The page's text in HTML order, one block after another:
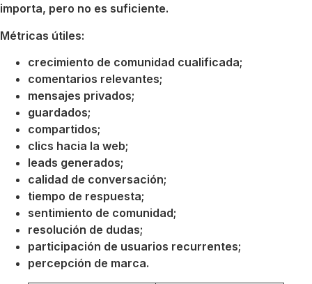
importa, pero no es suficiente.
Métricas útiles:
crecimiento de comunidad cualificada;
comentarios relevantes;
mensajes privados;
guardados;
compartidos;
clics hacia la web;
leads generados;
calidad de conversación;
tiempo de respuesta;
sentimiento de comunidad;
resolución de dudas;
participación de usuarios recurrentes;
percepción de marca.